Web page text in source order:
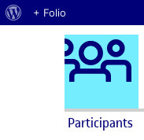
Quant al WordPress
+ Folio
Saltar al contingut
Participants